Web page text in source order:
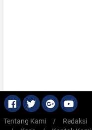
Tentang Kami / Redaksi